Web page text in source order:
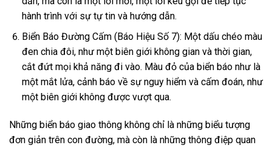
hành trình với sự tự tin và hướng dẫn.
Biển Báo Đường Cấm (Báo Hiệu Số 7): Một dấu chéo màu
đen chia đôi, như một biên giới không gian và thời gian,
cắt đứt mọi khả năng đi vào. Màu đỏ của biển báo như là
một mắt lửa, cảnh báo về sự nguy hiểm và cấm đoán, như
một biên giới không được vượt qua.
Những biển báo giao thông không chỉ là những biểu tượng
đơn giản trên con đường, mà còn là những thông điệp quan